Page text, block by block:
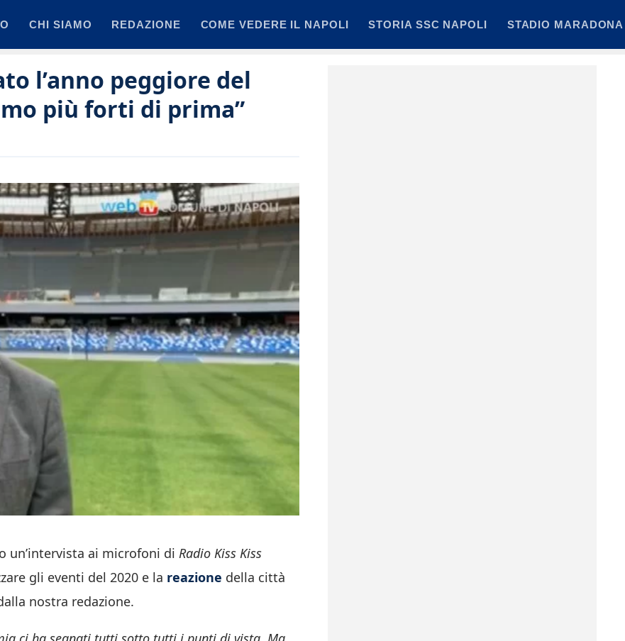
CHI SIAMO REDAZIONE COME VEDERE IL NAPOLI STORIA SSC NAPOLI STADIO MARADONA
l’anno peggiore del
più forti di prima”
un’intervista ai microfoni di Radio Kiss Kiss
gli eventi del 2020 e la reazione della città
nostra redazione.